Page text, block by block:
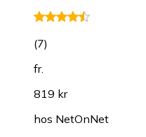
(7)
fr.
819 kr
hos NetOnNet